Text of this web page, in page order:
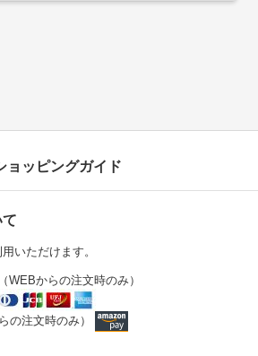
ョッピングガイド
いただけます。
WEBからの注文時のみ）
の注文時のみ）